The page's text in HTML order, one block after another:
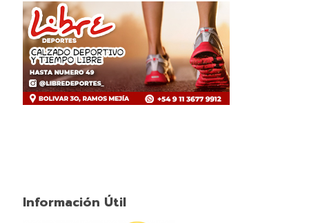
Información Útil